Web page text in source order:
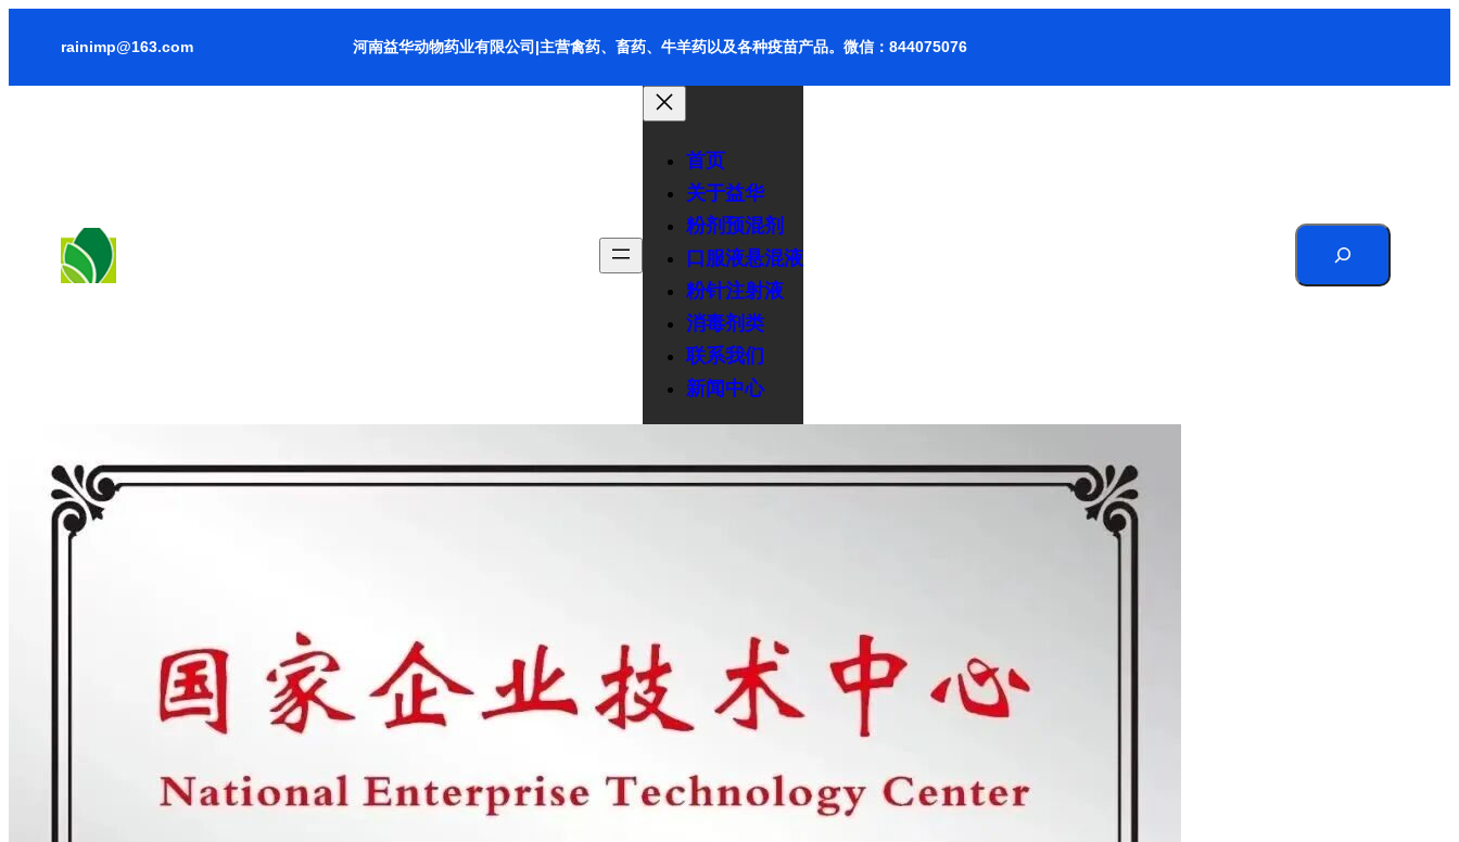
rainimp@163.com 河南益华动物药业有限公司|主营禽药、畜药、牛羊药以及各种疫苗产品。微信：844075076
首页
关于益华
粉剂预混剂
口服液悬混液
粉针注射液
消毒剂类
联系我们
新闻中心
Search